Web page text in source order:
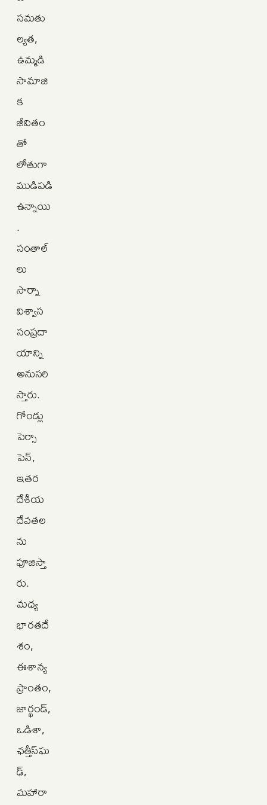
సమతు
ల్యత,
ఉమ్మడి
సామాజి
క
జీవితం
తో
లోతుగా
ముడిపడి
ఉన్నాయి
.
సంతాల్‌
లు
సార్నా
విశ్వాస
సంప్రదా
యాన్ని
అనుసరి
స్తారు.
గోండ్లు
పెర్సా
పెన్‌,
ఇతర
దేశీయ
దేవతల
ను
పూజిస్తా
రు.
మధ్య
భారతదే
శం,
ఈశాన్య
ప్రాంతం,
జార్ఖండ్‌,
ఒడిశా,
ఛత్తీస్‌ఘ
ఢ్‌,
మహారా